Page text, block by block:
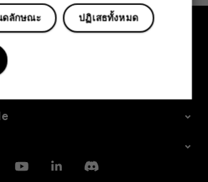
YoutubeLinkedinDiscord
ปฏิเสธทั้งหมด
ดลักษณะ